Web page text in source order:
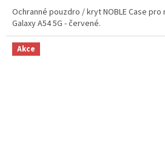
Ochranné pouzdro / kryt NOBLE Case
Galaxy A54 5G - červené.
Akce